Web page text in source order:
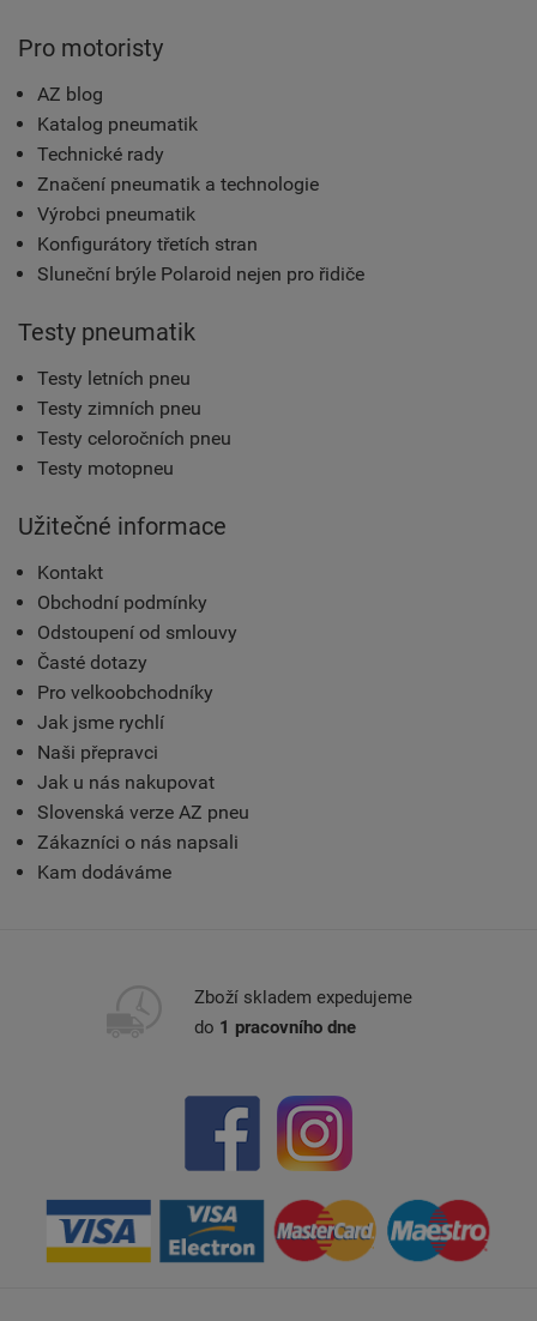
Pro motoristy
AZ blog
Katalog pneumatik
Technické rady
Značení pneumatik a technologie
Výrobci pneumatik
Konfigurátory třetích stran
Sluneční brýle Polaroid nejen pro řidiče
Testy pneumatik
Testy letních pneu
Testy zimních pneu
Testy celoročních pneu
Testy motopneu
Užitečné informace
Kontakt
Obchodní podmínky
Odstoupení od smlouvy
Časté dotazy
Pro velkoobchodníky
Jak jsme rychlí
Naši přepravci
Jak u nás nakupovat
Slovenská verze AZ pneu
Zákazníci o nás napsali
Kam dodáváme
Zboží skladem expedujeme
do 1 pracovního dne